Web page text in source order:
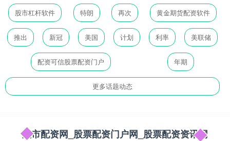
股市杠杆软件 特朗 再次 黄金期货配资软件
推出 新冠 美国 计划 利率 美联储
配资可信股票配资门户 年期
更多话题动态
股市配资网_股票配资门户网_股票配资资讯网